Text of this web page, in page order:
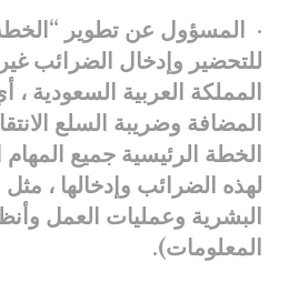
· المسؤول عن تطوير
للتحضير وإدخال الضرائب
المملكة العربية السعودية ،
المضافة وضريبة السلع
الخطة الرئيسية جميع المهام
لهذه الضرائب وإدخالها ، مثل
البشرية وعمليات العمل
المعلومات).